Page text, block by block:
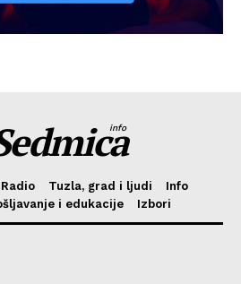
info
Radio Tuzla, grad i ljudi
Info
i edukacije Izbori